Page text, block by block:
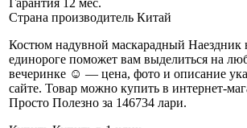
Страна производитель Китай
Костюм надувной маскарадный Наездник
единороге поможет вам выделиться на
вечеринке ☺ — цена, фото и описание
сайте. Товар можно купить в интернет-
Просто Полезно за 146734 лари.